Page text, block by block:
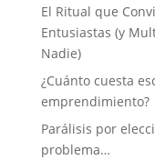
El Ritual que
Entusiastas (y
Nadie)
¿Cuánto cuesta
emprendimiento?
Parálisis por
problema…